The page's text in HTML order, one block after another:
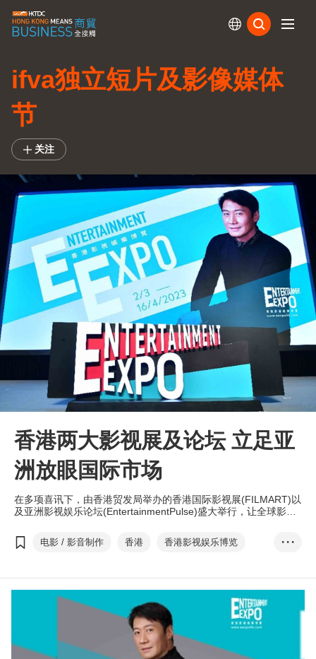
ifva独立短片及影像媒体
节
关注
香港两大影视展及论坛 立足亚
洲放眼国际市场
在多项喜讯下，由香港贸发局举办的香港国际影视展(FILMART)以
及亚洲影视娱乐论坛(EntertainmentPulse)盛大举行，让全球影视
电影 / 影音制作 香港
香港影视娱乐博览
HKFA
ifva独立短片及影像媒体节
香港亚洲电影投资会
HAF
亚洲影视娱乐论坛
数码娱乐论坛
电影
• • •